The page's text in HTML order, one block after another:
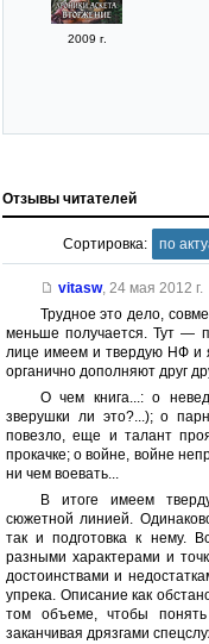
2009 г.
Отзывы читателей
Сортировка: по
vitasw, 24 мая 2012 г.
Трудное это дело,
меньше получается. Тут —
лице имеем и твердую НФ и
органично дополняют друг
О чем книга...: о
зверушки ли это?...); о
повезло, еще и талант
прокачке; о войне, войне
ни чем воевать...
В итоге имеем
сюжетной линией.
так и подготовка к нему.
разными характерами и
достоинствами и
упрека. Описание как
том объеме, чтобы
заканчивая дрязгами